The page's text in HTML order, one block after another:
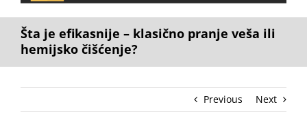
Šta je efikasnije – klasično pranje veša ili
hemijsko čišćenje?
Previous Next